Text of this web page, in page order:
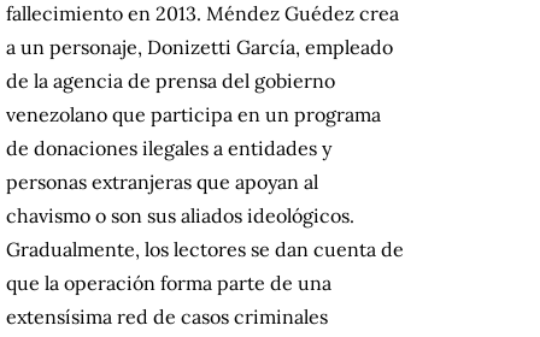
fallecimiento en 2013. Méndez Guédez crea
a un personaje, Donizetti García, empleado
de la agencia de prensa del gobierno
venezolano que participa en un programa
de donaciones ilegales a entidades y
personas extranjeras que apoyan al
chavismo o son sus aliados ideológicos.
Gradualmente, los lectores se dan cuenta de
que la operación forma parte de una
extensísima red de casos criminales